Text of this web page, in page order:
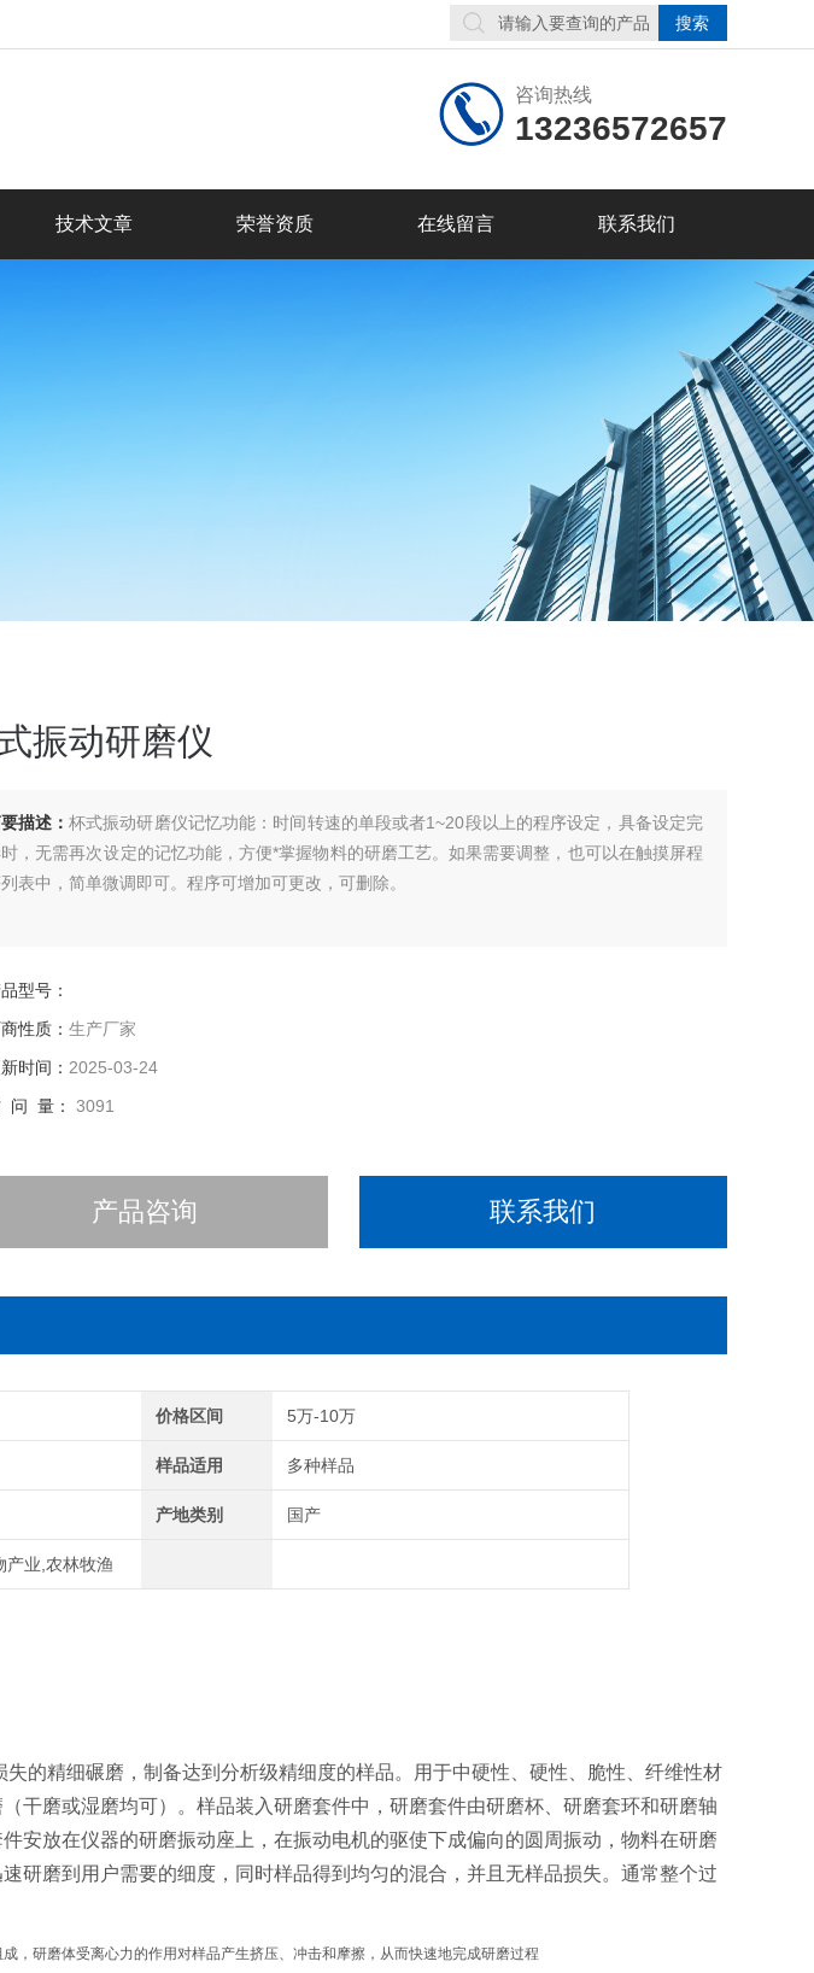
咨询热线
13236572657
技术文章 荣誉资质 在线留言 联系我们
振动研磨仪
描述： 杯式振动研磨仪记忆功能：时间转速的单段或者1~20段以上的程序设定，具备设定完
，无需再次设定的记忆功能，方便*掌握物料的研磨工艺。如果需要调整，也可以在触摸屏程
列表中，简单微调即可。程序可增加可更改，可删除。
型号：
性质： 生产厂家
时间： 2025-03-24
问 量： 3091
产品咨询 联系我们
价格区间 5万-10万
样品适用 多种样品
产地类别 国产
产业,农林牧渔
的精细碾磨，制备达到分析级精细度的样品。用于中硬性、硬性、脆性、纤维性材
干磨或湿磨均可）。样品装入研磨套件中，研磨套件由研磨杯、研磨套环和研磨轴
安放在仪器的研磨振动座上，在振动电机的驱使下成偏向的圆周振动，物料在研磨
研磨到用户需要的细度，同时样品得到均匀的混合，并且无样品损失。通常整个过
，研磨体受离心力的作用对样品产生挤压、冲击和摩擦，从而快速地完成研磨过程